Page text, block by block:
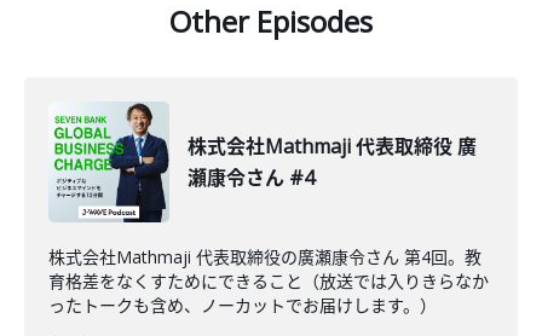
Other Episodes
株式会社Mathmaji 代表取締役 廣
瀬康令さん #4
株式会社Mathmaji 代表取締役の廣瀬康令さん 第4回。教
育格差をなくすためにできること（放送では入りきらなか
ったトークも含め、ノーカットでお届けします。）